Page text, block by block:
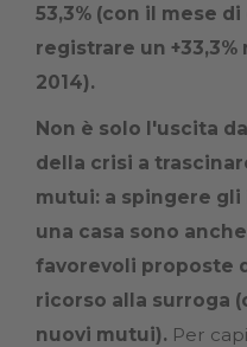
53,3% (con il mese
registrare un
2014).
Non è solo l'uscita
della crisi a
mutui: a spingere
una casa sono
favorevoli proposte
ricorso alla surroga
nuovi mutui). Per